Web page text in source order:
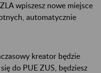
wpiszesz nowe miejsce
automatycznie
kreator będzie
do PUE ZUS, będziesz